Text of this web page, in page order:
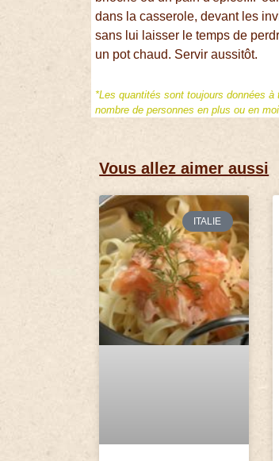
dans la casserole, devant les
sans lui laisser le temps de
un pot chaud. Servir aussitôt.
*Les quantités sont toujours données
nombre de personnes en plus ou en
Vous allez aimer aussi
ITALIE